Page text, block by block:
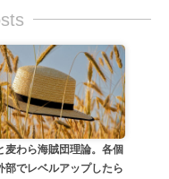
麦わら海賊団理論。各個
部でレベルアップしたら